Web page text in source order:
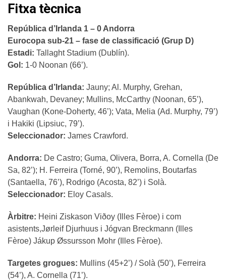
Fitxa tècnica
República d’Irlanda 1 – 0 Andorra
Eurocopa sub-21 – fase de classificació (Grup D)
Estadi: Tallaght Stadium (Dublín).
Gol: 1-0 Noonan (66’).
República d’Irlanda: Jauny; Al. Murphy, Grehan,
Abankwah, Devaney; Mullins, McCarthy (Noonan, 65’),
Vaughan (Kone-Doherty, 46’); Vata, Melia (Ad. Murphy, 79’)
i Hakiki (Lipsiuc, 79’).
Seleccionador: James Crawford.
Andorra: De Castro; Guma, Olivera, Borra, A. Cornella (De
Sa, 82’); H. Ferreira (Torné, 90’), Remolins, Boutarfas
(Santaella, 76’), Rodrigo (Acosta, 82’) i Solà.
Seleccionador: Eloy Casals.
Àrbitre: Heini Ziskason Viðoy (Illes Fèroe) i com
asistents,Jørleif Djurhuus i Jógvan Breckmann (Illes
Fèroe) Jákup Øssursson Mohr (Illes Fèroe).
Targetes grogues: Mullins (45+2’) / Solà (50’), Ferreira
(54’), A. Cornella (71’).